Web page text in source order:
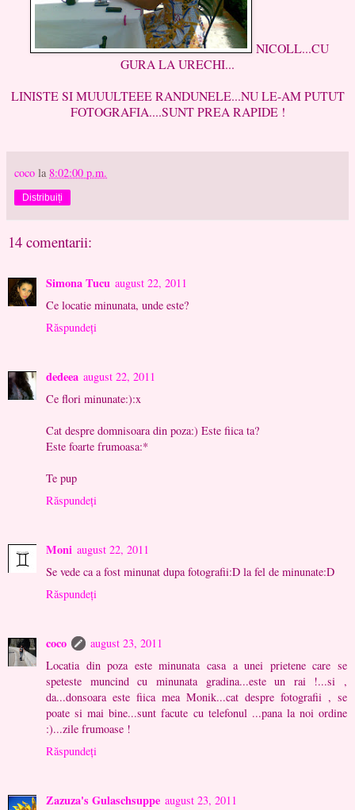
NICOLL...CU
GURA LA URECHI...
LINISTE SI MUUULTEEE RANDUNELE...NU LE-AM PUTUT
FOTOGRAFIA....SUNT PREA RAPIDE !
coco la 8:02:00 p.m.
Distribuiți
14 comentarii:
Simona Tucu august 22, 2011
Ce locatie minunata, unde este?
Răspundeți
dedeea august 22, 2011
Ce flori minunate:):x
Cat despre domnisoara din poza:) Este fiica ta?
Este foarte frumoasa:*
Te pup
Răspundeți
Moni august 22, 2011
Se vede ca a fost minunat dupa fotografii:D la fel de minunate:D
Răspundeți
coco
august 23, 2011
Locatia din poza este minunata casa a unei prietene care se
speteste muncind cu minunata gradina...este un rai !...si ,
da...donsoara este fiica mea Monik...cat despre fotografii , se
poate si mai bine...sunt facute cu telefonul ...pana la noi ordine
:)...zile frumoase !
Răspundeți
Zazuza's Gulaschsuppe august 23, 2011